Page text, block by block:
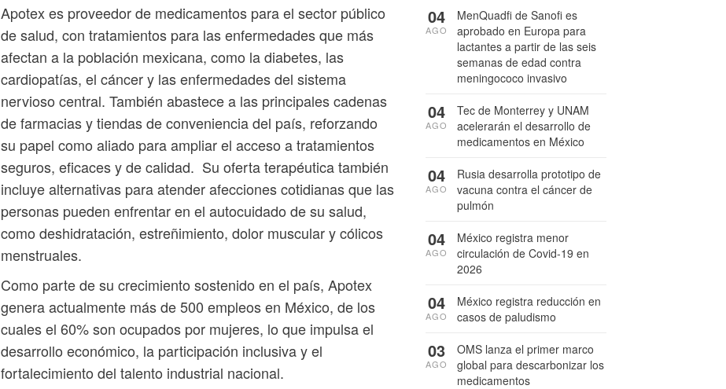
Apotex es proveedor de medicamentos para el sector público
de salud, con tratamientos para las enfermedades que más
afectan a la población mexicana, como la diabetes, las
cardiopatías, el cáncer y las enfermedades del sistema
nervioso central. También abastece a las principales cadenas
de farmacias y tiendas de conveniencia del país, reforzando
su papel como aliado para ampliar el acceso a tratamientos
seguros, eficaces y de calidad. Su oferta terapéutica también
incluye alternativas para atender afecciones cotidianas que las
personas pueden enfrentar en el autocuidado de su salud,
como deshidratación, estreñimiento, dolor muscular y cólicos
menstruales.
Como parte de su crecimiento sostenido en el país, Apotex
genera actualmente más de 500 empleos en México, de los
cuales el 60% son ocupados por mujeres, lo que impulsa el
desarrollo económico, la participación inclusiva y el
fortalecimiento del talento industrial nacional.
MenQuadfi de Sanofi es
aprobado en Europa para
lactantes a partir de las seis
semanas de edad contra
meningococo invasivo
04
AGO
Tec de Monterrey y UNAM
acelerarán el desarrollo de
medicamentos en México
04
AGO
Rusia desarrolla prototipo de
vacuna contra el cáncer de
pulmón
04
AGO
México registra menor
circulación de Covid-19 en
2026
04
AGO
México registra reducción en
casos de paludismo
04
AGO
OMS lanza el primer marco
global para descarbonizar los
medicamentos
03
AGO